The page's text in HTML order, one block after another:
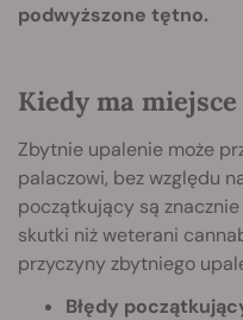
podwyższone tętno.
Kiedy ma
Zbytnie upalenie może
palaczowi, bez względu
początkujący są
skutki niż weterani
przyczyny zbytniego
Błędy